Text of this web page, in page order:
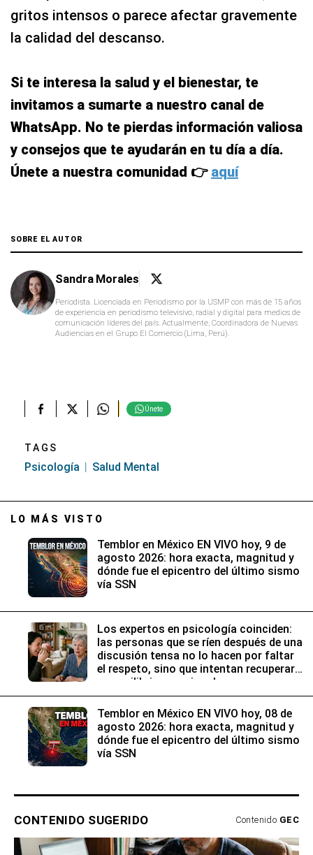
gritos intensos o parece afectar gravemente
la calidad del descanso.
Si te interesa la salud y el bienestar, te
invitamos a sumarte a nuestro canal de
WhatsApp. No te pierdas información valiosa
y consejos que te ayudarán en tu día a día.
Únete a nuestra comunidad 👉 aquí
SOBRE EL AUTOR
Sandra Morales
Periodista. Licenciada en Periodismo por la USMP con más de 15 años
de experiencia en periodismo televisivo, radial y digital para medios de
comunicación líderes del país. Actualmente, Coordinadora de Nuevas
Audiencias en el Grupo El Comercio (Lima, Perú).
Únete
TAGS
Psicología Salud Mental
LO MÁS VISTO
Temblor en México EN VIVO hoy, 9 de
agosto 2026: hora exacta, magnitud y
dónde fue el epicentro del último sismo
vía SSN
Los expertos en psicología coinciden:
las personas que se ríen después de una
discusión tensa no lo hacen por faltar
el respeto, sino que intentan recuperar
su equilibrio emocional
Temblor en México EN VIVO hoy, 08 de
agosto 2026: hora exacta, magnitud y
dónde fue el epicentro del último sismo
vía SSN
CONTENIDO SUGERIDO Contenido GEC